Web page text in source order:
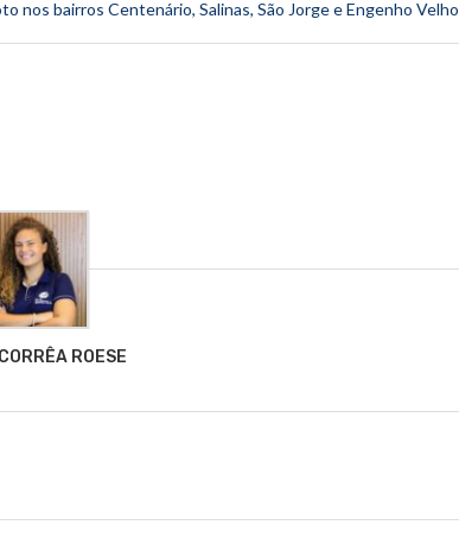
nos bairros Centenário, Salinas, São Jorge e Engenho Velho
ROESE